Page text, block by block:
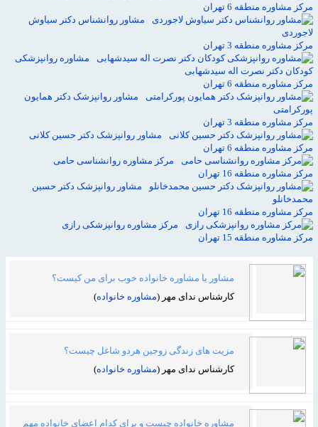
مرکز مشاوره منطقه 6 تهران
مشاور روانشناس دکتر سیاوش
لاجوردی
مرکز مشاوره منطقه 3 تهران
مشاوره روانپزشکی
کودکان دکتر نصرت اله سیدشهابی
مرکز مشاوره منطقه 6 تهران
مشاور روانپزشک دکتر همایون
پورکرامتی
مرکز مشاوره منطقه 3 تهران
مشاور روانپزشک دکتر حسین کلانی
مرکز مشاوره منطقه 6 تهران
مرکز مشاوره روانشناسی حامی
مرکز مشاوره منطقه 16 تهران
مشاور روانپزشک دکتر حسین
محمدخانلو
مرکز مشاوره منطقه 16 تهران
مرکز مشاوره روانپزشکی رازی
مرکز مشاوره منطقه 15 تهران
مشاور یا مشاوره خانواده خوب برای من کیست؟
کارشناس ندای مهر (مشاوره خانواده)
مزیت های زندگی زوجین هردو شاغل چیست؟
کارشناس ندای مهر (مشاوره خانواده)
مشاوره خانواده چیست و برای کدام اعضای خانواده مهم